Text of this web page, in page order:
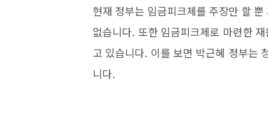
현재 정부는 임금피크제를 주장만 할
없습니다. 또한 임금피크제로 마련한
고 있습니다. 이를 보면 박근혜 정부는
니다.